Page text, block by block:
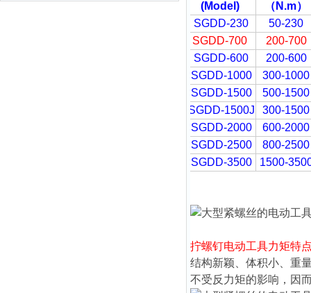
(Model)
（N.m）
SGDD-230
50-230
SGDD-700
200-700
SGDD-600
200-600
SGDD-1000
300-1000
SGDD-1500
500-1500
SGDD-1500J
300-1500
SGDD-2000
600-2000
SGDD-2500
800-2500
SGDD-3500
1500-
拧螺钉电动工具力矩特
结构新颖、体积小、重
不受反力矩的影响，因